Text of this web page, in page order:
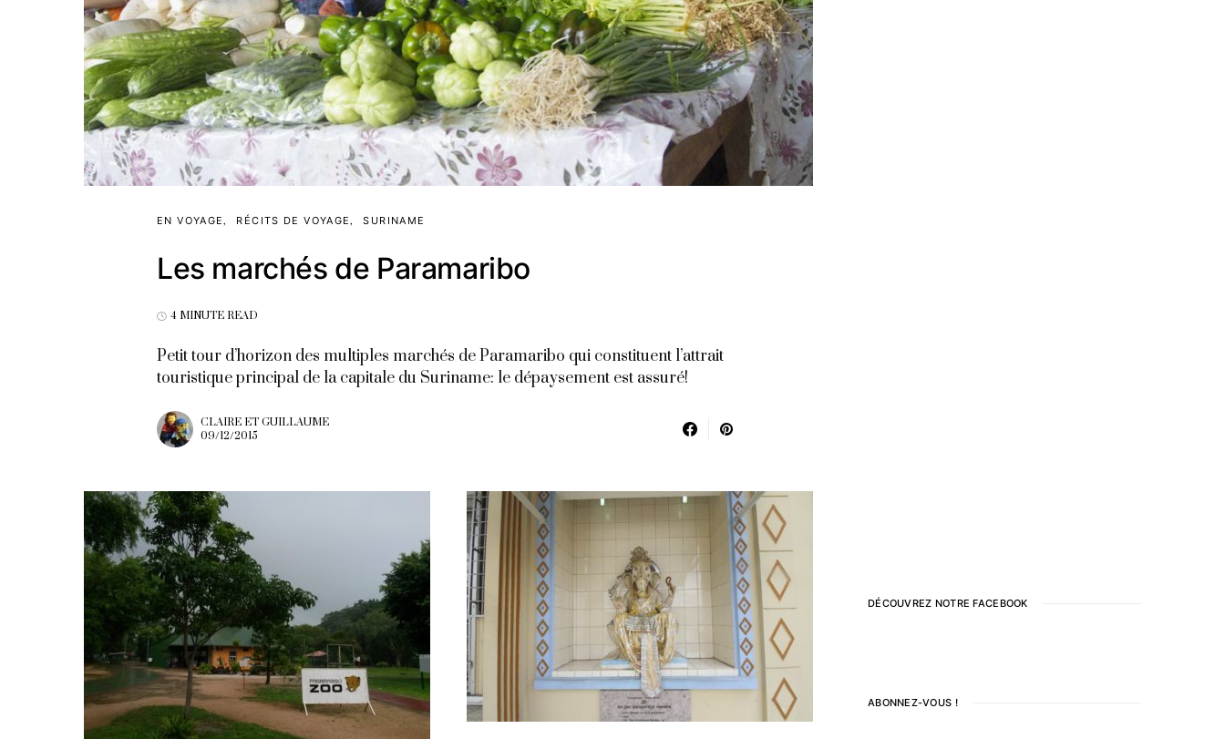
EN VOYAGE RÉCITS DE VOYAGE SURINAME
Les marchés de Paramaribo
4 MINUTE READ
Petit tour d’horizon des multiples marchés de Paramaribo qui constituent l’attrait
touristique principal de la capitale du Suriname: le dépaysement est assuré!
CLAIRE ET GUILLAUME
09/12/2015
DÉCOUVREZ NOTRE FACEBOOK
ABONNEZ-VOUS !